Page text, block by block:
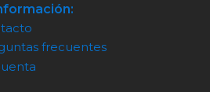
frecuentes